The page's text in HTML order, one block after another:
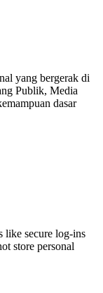
yang bergerak di
Publik, Media
dasar
like secure log-ins
store personal